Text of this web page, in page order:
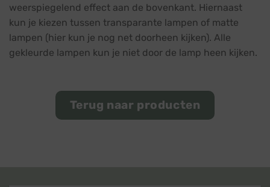
weerspiegelend effect aan de bovenkant. Hiernaast
kun je kiezen tussen transparante lampen of matte
lampen (hier kun je nog net doorheen kijken). Alle
gekleurde lampen kun je niet door de lamp heen kijken.
Terug naar producten